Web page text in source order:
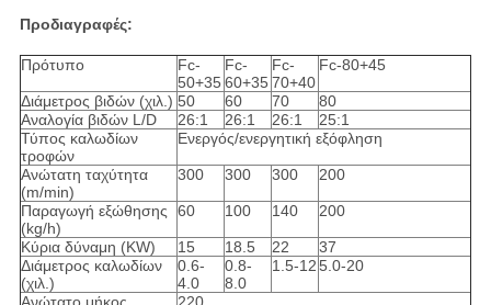
Προδιαγραφές:
Πρότυπο
Fc-
50+35
Fc-
60+35
Fc-
70+40
Fc-80+45
Διάμετρος βιδών (χιλ.) 50 60 70
80
Αναλογία βιδών L/D
26:1 26:1 26:1
25:1
Τύπος καλωδίων
τροφών
Ενεργός/ενεργητική εξόφληση
Ανώτατη ταχύτητα
(m/min)
300 300 300 200
Παραγωγή εξώθησης
(kg/h)
60 100 140 200
Κύρια δύναμη (KW) 15 18.5 22
37
Διάμετρος καλωδίων
(χιλ.)
0.6-
4.0
0.8-
8.0
1.5-125.0-20